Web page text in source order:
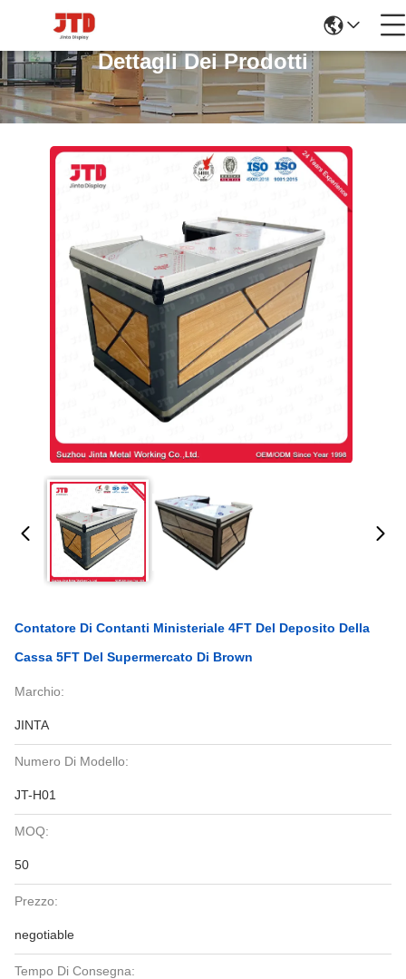
Dettagli Dei Prodotti
Contatore Di Contanti Ministeriale 4FT Del Deposito Della
Cassa 5FT Del Supermercato Di Brown
Marchio:
JINTA
Numero Di Modello:
JT-H01
MOQ:
50
Prezzo:
negotiable
Tempo Di Consegna: